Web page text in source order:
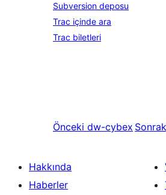
Subversion deposu
Trac içinde ara
Trac biletleri
Önceki dw-cybex
Hakkında
Haberler